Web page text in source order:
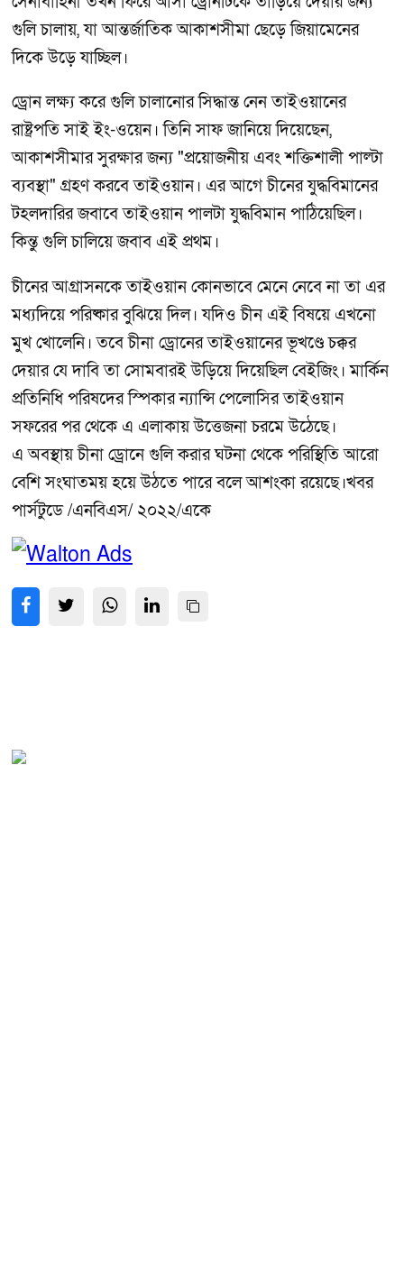
গুলি চালায়, যা আন্তর্জাতিক আকাশসীমা ছেড়ে জিয়ামেনের
দিকে উড়ে যাচ্ছিল।
ড্রোন লক্ষ্য করে গুলি চালানোর সিদ্ধান্ত নেন তাইওয়ানের
রাষ্ট্রপতি সাই ইং-ওয়েন। তিনি সাফ জানিয়ে দিয়েছেন,
আকাশসীমার সুরক্ষার জন্য "প্রয়োজনীয় এবং শক্তিশালী পাল্টা
ব্যবস্থা" গ্রহণ করবে তাইওয়ান। এর আগে চীনের যুদ্ধবিমানের
টহলদারির জবাবে তাইওয়ান পালটা যুদ্ধবিমান পাঠিয়েছিল।
কিন্তু গুলি চালিয়ে জবাব এই প্রথম।
চীনের আগ্রাসনকে তাইওয়ান কোনভাবে মেনে নেবে না তা এর
মধ্যদিয়ে পরিষ্কার বুঝিয়ে দিল। যদিও চীন এই বিষয়ে এখনো
মুখ খোলেনি। তবে চীনা ড্রোনের তাইওয়ানের ভূখণ্ডে চক্কর
দেয়ার যে দাবি তা সোমবারই উড়িয়ে দিয়েছিল বেইজিং। মার্কিন
প্রতিনিধি পরিষদের স্পিকার ন্যান্সি পেলোসির তাইওয়ান
সফরের পর থেকে এ এলাকায় উত্তেজনা চরমে উঠেছে।
এ অবস্থায় চীনা ড্রোনে গুলি করার ঘটনা থেকে পরিস্থিতি আরো
বেশি সংঘাতময় হয়ে উঠতে পারে বলে আশংকা রয়েছে।খবর
পার্সটুডে /এনবিএস/ ২০২২/একে